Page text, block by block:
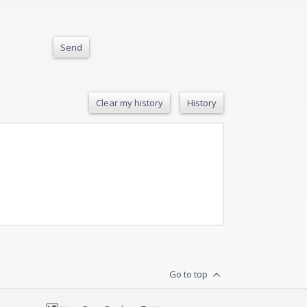
Send
Clear my history History
Go to top